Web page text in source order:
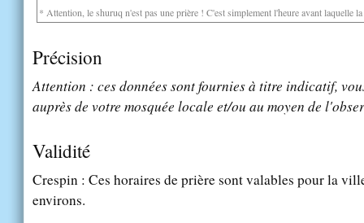
* Attention, le shuruq n'est pas une prière ! C'est simplement l'heure avant laquelle
Précision
Attention : ces données sont fournies à titre indicatif,
auprès de votre mosquée locale et/ou au moyen de
Validité
Crespin : Ces horaires de prière sont valables pour la
environs.